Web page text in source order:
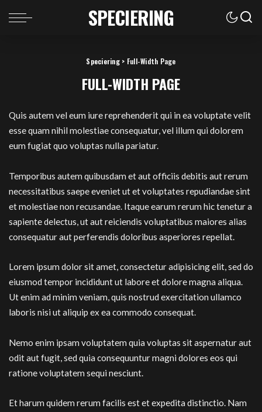
SPECIERING
Speciering> Full-Width Page
FULL-WIDTH PAGE
Quis autem vel eum iure reprehenderit qui in ea voluptate velit
esse quam nihil molestiae consequatur, vel illum qui dolorem
eum fugiat quo voluptas nulla pariatur.
Temporibus autem quibusdam et aut officiis debitis aut rerum
necessitatibus saepe eveniet ut et voluptates repudiandae sint
et molestiae non recusandae. Itaque earum rerum hic tenetur a
sapiente delectus, ut aut reiciendis voluptatibus maiores alias
consequatur aut perferendis doloribus asperiores repellat.
Lorem ipsum dolor sit amet, consectetur adipisicing elit, sed do
eiusmod tempor incididunt ut labore et dolore magna aliqua.
Ut enim ad minim veniam, quis nostrud exercitation ullamco
laboris nisi ut aliquip ex ea commodo consequat.
Nemo enim ipsam voluptatem quia voluptas sit aspernatur aut
odit aut fugit, sed quia consequuntur magni dolores eos qui
ratione voluptatem sequi nesciunt.
Et harum quidem rerum facilis est et expedita distinctio. Nam